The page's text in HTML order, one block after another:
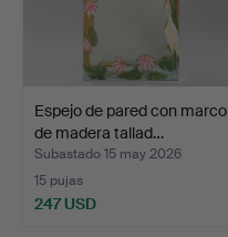
Espejo de pared con marco
de madera tallad…
Subastado 15 may 2026
15 pujas
247 USD